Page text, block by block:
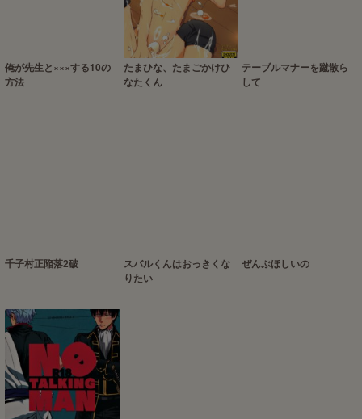
俺が先生と×××する10の
方法
たまひな、たまごかけひ
なたくん
テーブルマナーを蹴散ら
して
千子村正陥落2破
スバルくんはおっきくな
りたい
ぜんぶほしいの